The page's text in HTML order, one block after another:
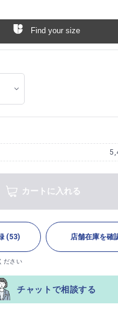
Find your size
カートに入れる
(53) 店舗在庫を確
ださい
チャットで相談する